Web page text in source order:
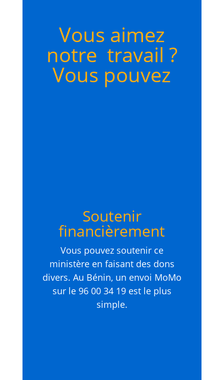
Vous aimez
notre travail ?
Vous pouvez
Soutenir
financièrement
Vous pouvez soutenir ce
ministère en faisant des dons
divers. Au Bénin, un envoi MoMo
sur le 96 00 34 19 est le plus
simple.